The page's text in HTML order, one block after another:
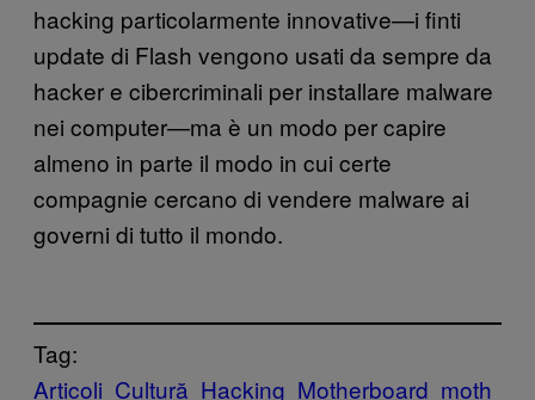
hacking particolarmente innovative—i finti
update di Flash vengono usati da sempre da
hacker e cibercriminali per installare malware
nei computer—ma è un modo per capire
almeno in parte il modo in cui certe
compagnie cercano di vendere malware ai
governi di tutto il mondo.
Tag:
Articoli Cultură Hacking Motherboard moth